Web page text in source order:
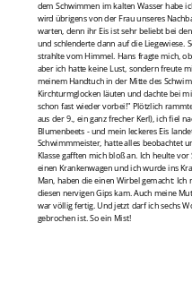
dem Schwimmen im kalten Wasser habe
wird übrigens von der Frau unseres
warten, denn ihr Eis ist sehr beliebt bei
und schlenderte dann auf die Liegewiese.
strahlte vom Himmel. Hans fragte mich,
aber ich hatte keine Lust, sondern freute
meinem Handtuch in der Mitte des
Kirchturmglocken läuten und dachte bei
schon fast wieder vorbei!" Plötzlich
aus der 9., ein ganz frecher Kerl), ich fiel
Blumenbeets - und mein leckeres Eis
Schwimmmeister, hatte alles beobachtet
Klasse gafften mich bloß an. Ich heulte
einen Krankenwagen und ich wurde ins
Man, haben die einen Wirbel gemacht:
diesen nervigen Gips kam. Auch meine
war völlig fertig. Und jetzt darf ich sechs
gebrochen ist. So ein Mist!